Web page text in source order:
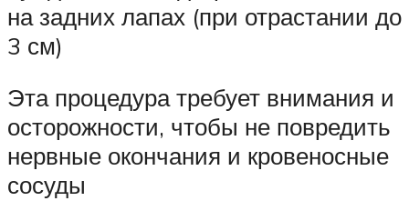
на задних лапах (при отрастании до
3 см)
Эта процедура требует внимания и
осторожности, чтобы не повредить
нервные окончания и кровеносные
сосуды